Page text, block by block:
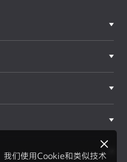
我们使用Cookie和类似技术